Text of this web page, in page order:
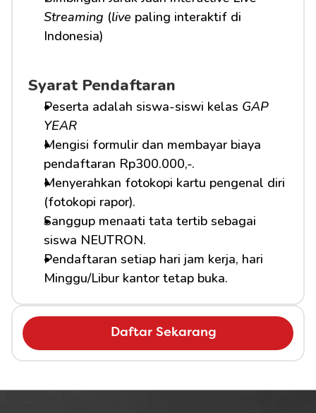
Daftar Sekarang
Streaming (live paling interaktif di
Indonesia)
Syarat Pendaftaran
Peserta adalah siswa-siswi kelas GAP
YEAR
Mengisi formulir dan membayar biaya
pendaftaran Rp300.000,-.
Menyerahkan fotokopi kartu pengenal diri
(fotokopi rapor).
Sanggup menaati tata tertib sebagai
siswa NEUTRON.
Pendaftaran setiap hari jam kerja, hari
Minggu/Libur kantor tetap buka.